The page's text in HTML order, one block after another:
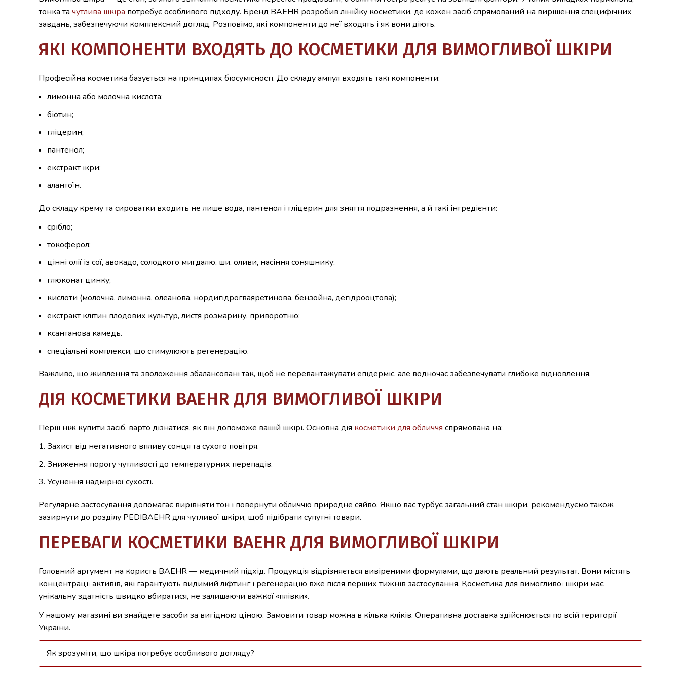
тонка та чутлива шкіра потребує особливого підходу. Бренд BAEHR розробив лінійку косметики, де кожен засіб спрямований на вирішення специфічних
завдань, забезпечуючи комплексний догляд. Розповімо, які компоненти до неї входять і як вони діють.
ЯКІ КОМПОНЕНТИ ВХОДЯТЬ ДО КОСМЕТИКИ ДЛЯ ВИМОГЛИВОЇ ШКІРИ
Професійна косметика базується на принципах біосумісності. До складу ампул входять такі компоненти:
лимонна або молочна кислота;
біотин;
гліцерин;
пантенол;
екстракт ікри;
алантоїн.
До складу крему та сироватки входить не лише вода, пантенол і гліцерин для зняття подразнення, а й такі інгредієнти:
срібло;
токоферол;
цінні олії із сої, авокадо, солодкого мигдалю, ши, оливи, насіння соняшнику;
глюконат цинку;
кислоти (молочна, лимонна, олеанова, нордигідрогваяретинова, бензойна, дегідрооцтова);
екстракт клітин плодових культур, листя розмарину, приворотню;
ксантанова камедь.
спеціальні комплекси, що стимулюють регенерацію.
Важливо, що живлення та зволоження збалансовані так, щоб не перевантажувати епідерміс, але водночас забезпечувати глибоке відновлення.
ДІЯ КОСМЕТИКИ BAEHR ДЛЯ ВИМОГЛИВОЇ ШКІРИ
Перш ніж купити засіб, варто дізнатися, як він допоможе вашій шкірі. Основна дія косметики для обличчя спрямована на:
Захист від негативного впливу сонця та сухого повітря.
Зниження порогу чутливості до температурних перепадів.
Усунення надмірної сухості.
Регулярне застосування допомагає вирівняти тон і повернути обличчю природне сяйво. Якщо вас турбує загальний стан шкіри, рекомендуємо також
зазирнути до розділу PEDIBAEHR для чутливої шкіри, щоб підібрати супутні товари.
ПЕРЕВАГИ КОСМЕТИКИ BAEHR ДЛЯ ВИМОГЛИВОЇ ШКІРИ
Головний аргумент на користь BAEHR — медичний підхід. Продукція відрізняється вивіреними формулами, що дають реальний результат. Вони містять
концентрації активів, які гарантують видимий ліфтинг і регенерацію вже після перших тижнів застосування. Косметика для вимогливої шкіри має
унікальну здатність швидко вбиратися, не залишаючи важкої «плівки».
У нашому магазині ви знайдете засоби за вигідною ціною. Замовити товар можна в кілька кліків. Оперативна доставка здійснюється по всій території
України.
Як зрозуміти, що шкіра потребує особливого догляду?